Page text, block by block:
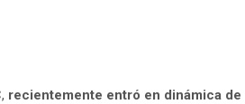
recientemente entró en dinámica